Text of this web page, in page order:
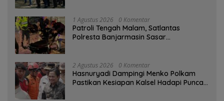
1 Agustus 2026 0 Komentar
Patroli Tengah Malam, Satlantas
Polresta Banjarmasin Sasar
2 Agustus 2026 0 Komentar
Hasnuryadi Dampingi Menko Polkam
Pastikan Kesiapan Kalsel Hadapi Puncak